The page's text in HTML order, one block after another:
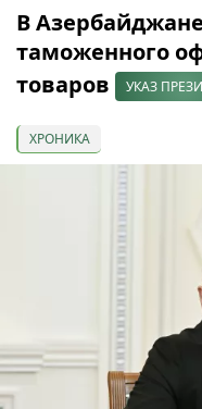
В
таможенного
товаров
УКАЗ
ХРОНИКА